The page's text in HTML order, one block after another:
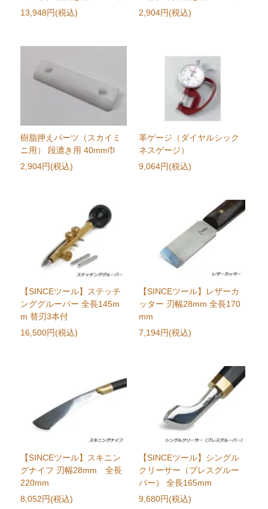
13,948円(税込)
2,904円(税込)
樹脂押えパーツ（スカイミ
ニ用） 段漉き用 40mm巾
2,904円(税込)
革ゲージ（ダイヤルシック
ネスゲージ）
9,064円(税込)
【SINCEツール】ステッチ
ンググルーバー 全長145m
m 替刃3本付
16,500円(税込)
【SINCEツール】レザーカ
ッター 刃幅28mm 全長170
mm
7,194円(税込)
【SINCEツール】スキニン
グナイフ 刃幅28mm 全長
220mm
8,052円(税込)
【SINCEツール】シングル
クリーサー（プレスグルー
バー） 全長165mm
9,680円(税込)